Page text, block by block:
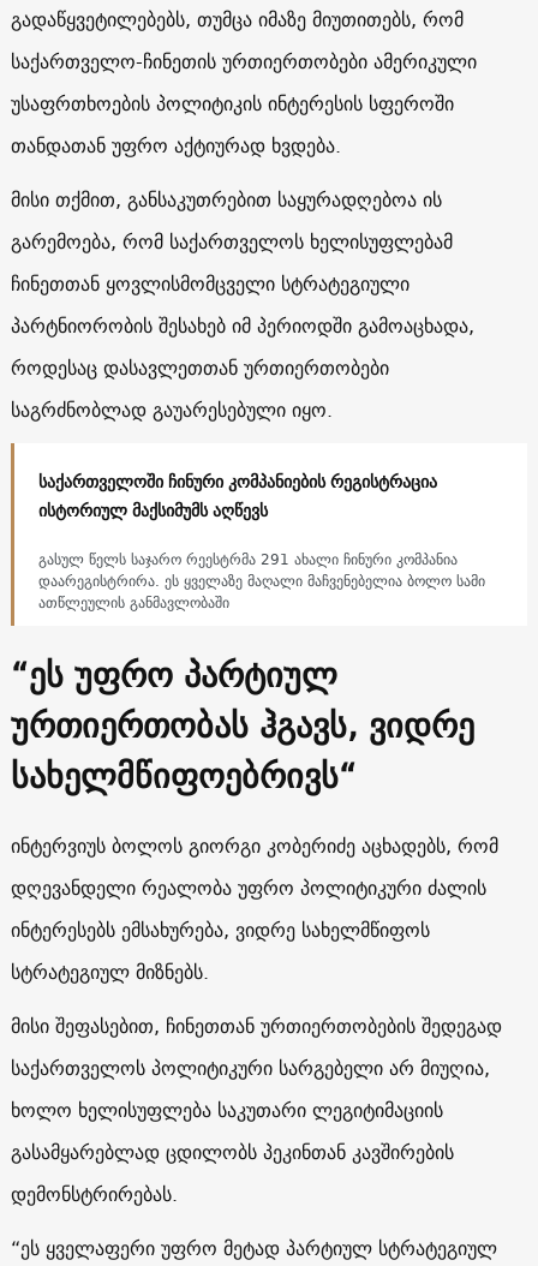
გადაწყვეტილებებს, თუმცა იმაზე მიუთითებს, რომ
საქართველო-ჩინეთის ურთიერთობები ამერიკული
უსაფრთხოების პოლიტიკის ინტერესის სფეროში
თანდათან უფრო აქტიურად ხვდება.
მისი თქმით, განსაკუთრებით საყურადღებოა ის
გარემოება, რომ საქართველოს ხელისუფლებამ
ჩინეთთან ყოვლისმომცველი სტრატეგიული
პარტნიორობის შესახებ იმ პერიოდში გამოაცხადა,
როდესაც დასავლეთთან ურთიერთობები
საგრძნობლად გაუარესებული იყო.
საქართველოში ჩინური კომპანიების რეგისტრაცია
ისტორიულ მაქსიმუმს აღწევს
გასულ წელს საჯარო რეესტრმა 291 ახალი ჩინური კომპანია
დაარეგისტრირა. ეს ყველაზე მაღალი მაჩვენებელია ბოლო სამი
ათწლეულის განმავლობაში
“ეს უფრო პარტიულ
ურთიერთობას ჰგავს, ვიდრე
სახელმწიფოებრივს“
ინტერვიუს ბოლოს გიორგი კობერიძე აცხადებს, რომ
დღევანდელი რეალობა უფრო პოლიტიკური ძალის
ინტერესებს ემსახურება, ვიდრე სახელმწიფოს
სტრატეგიულ მიზნებს.
მისი შეფასებით, ჩინეთთან ურთიერთობების შედეგად
საქართველოს პოლიტიკური სარგებელი არ მიუღია,
ხოლო ხელისუფლება საკუთარი ლეგიტიმაციის
გასამყარებლად ცდილობს პეკინთან კავშირების
დემონსტრირებას.
“ეს ყველაფერი უფრო მეტად პარტიულ სტრატეგიულ